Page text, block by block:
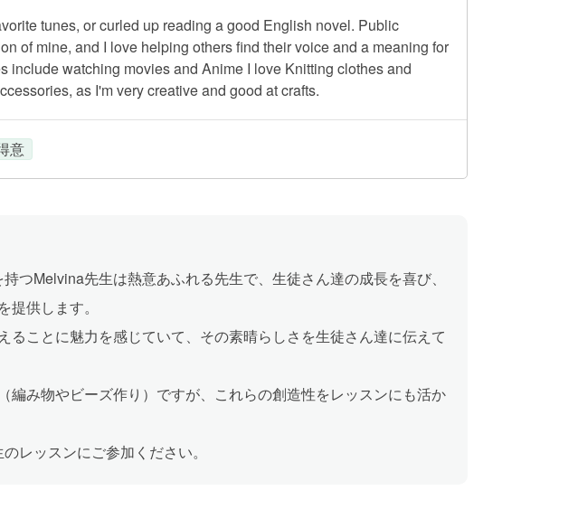
tunes, or curled up reading a good English novel. Public
of mine, and I love helping others find their voice and a meaning for
include watching movies and Anime I love Knitting clothes and
as I'm very creative and good at crafts.
意
つMelvina先生は熱意あふれる先生で、生徒さん達の成長を喜び、
供します。
ることに魅力を感じていて、その素晴らしさを生徒さん達に伝えて
編み物やビーズ作り）ですが、これらの創造性をレッスンにも活か
レッスンにご参加ください。